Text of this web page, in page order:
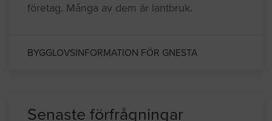
företag. Många av dem är lantbruk.
BYGGLOVSINFORMATION FÖR GNESTA
Senaste förfrågningar